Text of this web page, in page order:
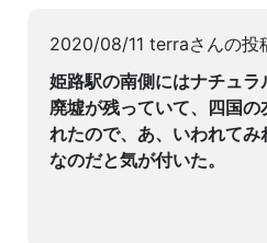
2020/08/11 terraさんの投
姫路駅の南側にはナチュ
廃墟が残っていて、四国
れたので、あ、いわれて
なのだと気が付いた。